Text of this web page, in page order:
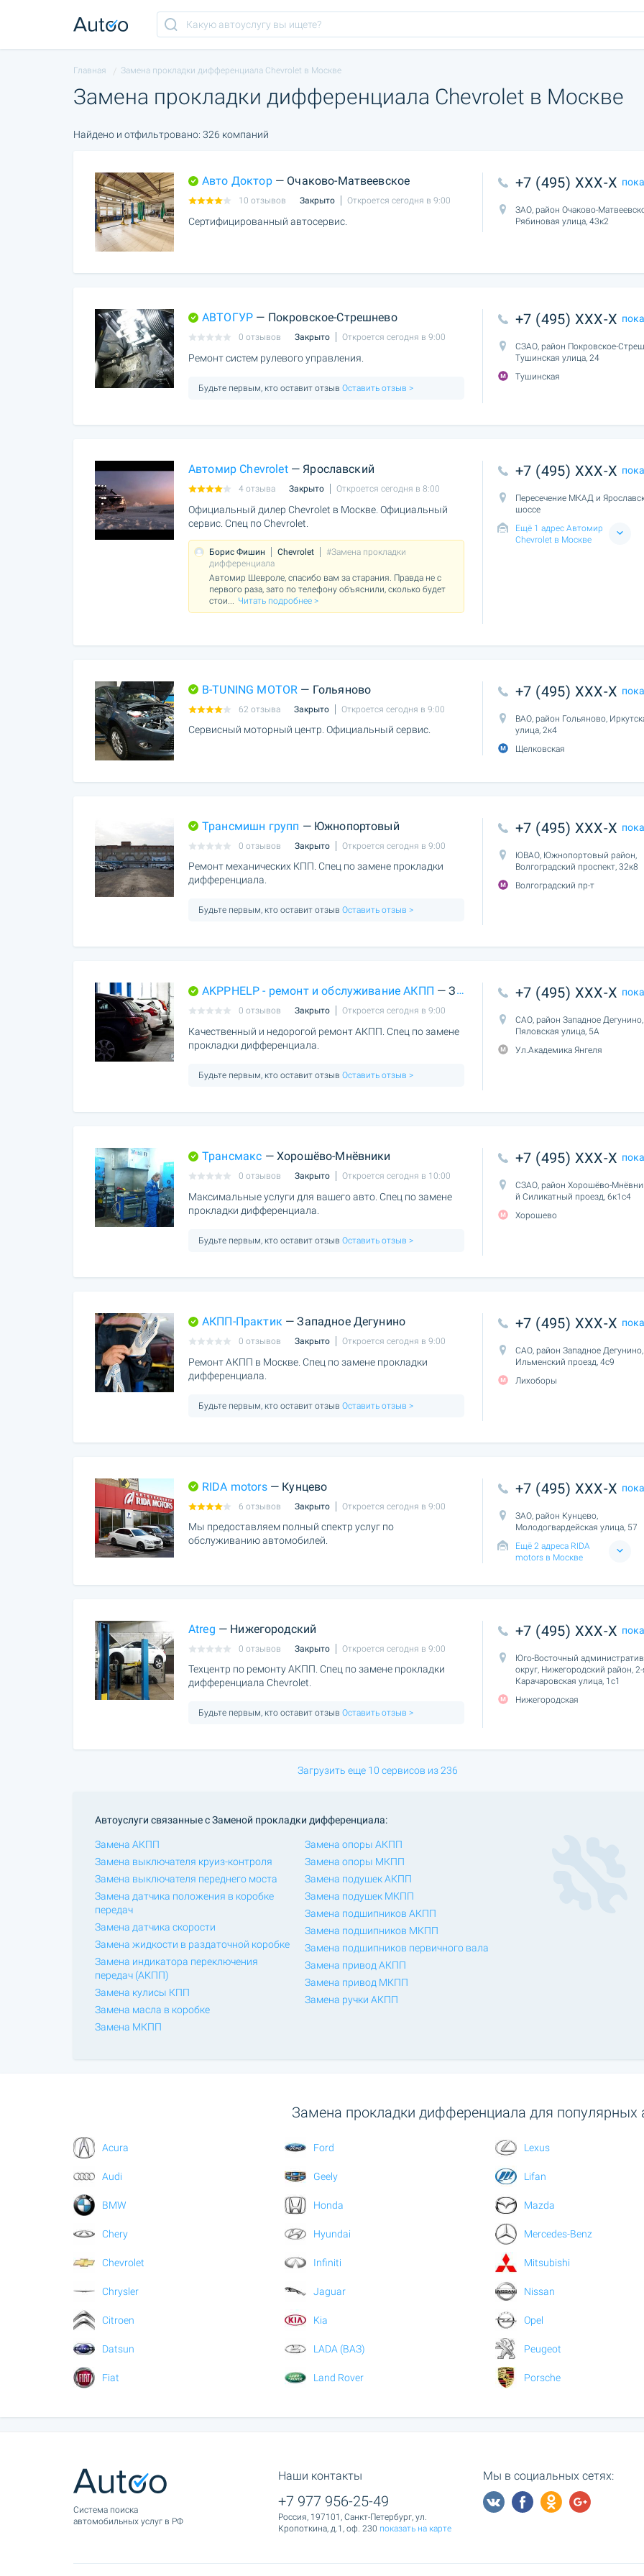
Главная Замена прокладки дифференциала Chevrolet в Москве
Замена прокладки дифференциала Chevrolet в Москве
Найдено и отфильтровано: 326 компаний
Авто Доктор— Очаково-Матвеевское
10 отзывов Закрыто Откроется сегодня в 9:00
Сертифицированный автосервис.
+7 (495) XXX-X
ЗАО, район Очаково-
Рябиновая улица, 43к2
АВТОГУР — Покровское-Стрешнево
0 отзывов Закрыто Откроется сегодня в 9:00
Ремонт систем рулевого управления.
Будьте первым, кто оставит отзыв Оставить отзыв >
+7 (495) XXX-X
СЗАО, район Покровское-
Тушинская улица, 24
Тушинская
Автомир Chevrolet— Ярославский
4 отзыва Закрыто Откроется сегодня в 8:00
Официальный дилер Chevrolet в Москве. Официальный
сервис. Спец по Chevrolet.
Борис Фишин Chevrolet
#Замена прокладки
дифференциала
Автомир Шевроле, спасибо вам за старания. Правда не с
первого раза, зато по телефону объяснили, сколько будет
стои
Читать подробнее >
+7 (495) XXX-X
Пересечение МКАД и
шоссе
Ещё 1 адрес Автомир
Chevrolet в Москве
B-TUNING MOTOR — Гольяново
62 отзыва Закрыто Откроется сегодня в 9:00
Сервисный моторный центр. Официальный сервис.
+7 (495) XXX-X
ВАО, район Гольяново,
улица, 2к4
Щелковская
Трансмишн групп — Южнопортовый
0 отзывов Закрыто Откроется сегодня в 9:00
Ремонт механических КПП. Спец по замене прокладки
дифференциала.
Будьте первым, кто оставит отзыв Оставить отзыв >
+7 (495) XXX-X
ЮВАО, Южнопортовый район,
Волгоградский проспект, 32к8
Волгоградский пр-т
AKPPHELP - ремонт и обслуживание АКПП — Западное Дегунино
0 отзывов Закрыто Откроется сегодня в 9:00
Качественный и недорогой ремонт АКПП. Спец по замене
прокладки дифференциала.
Будьте первым, кто оставит отзыв Оставить отзыв >
+7 (495) XXX-X
САО, район Западное Дегунино,
Пяловская улица, 5А
Ул.Академика Янгеля
Трансмакс — Хорошёво-Мнёвники
0 отзывов Закрыто Откроется сегодня в 10:00
Максимальные услуги для вашего авто. Спец по замене
прокладки дифференциала.
Будьте первым, кто оставит отзыв Оставить отзыв >
+7 (495) XXX-X
СЗАО, район Хорошёво-
й Силикатный проезд, 6к1с4
Хорошево
АКПП-Практик — Западное Дегунино
0 отзывов Закрыто Откроется сегодня в 9:00
Ремонт АКПП в Москве. Спец по замене прокладки
дифференциала.
Будьте первым, кто оставит отзыв Оставить отзыв >
+7 (495) XXX-X
САО, район Западное Дегунино,
Ильменский проезд, 4с9
Лихоборы
RIDA motors— Кунцево
6 отзывов Закрыто Откроется сегодня в 9:00
Мы предоставляем полный спектр услуг по
обслуживанию автомобилей.
+7 (495) XXX-X
ЗАО, район Кунцево,
Молодогвардейская улица, 57
Ещё 2 адреса RIDA
motors в Москве
Atreg — Нижегородский
0 отзывов Закрыто Откроется сегодня в 9:00
Техцентр по ремонту АКПП. Спец по замене прокладки
дифференциала Chevrolet.
Будьте первым, кто оставит отзыв Оставить отзыв >
+7 (495) XXX-X
Юго-Восточный
округ, Нижегородский район, 2-
Карачаровская улица, 1с1
Нижегородская
Загрузить еще 10 сервисов из 236
Автоуслуги связанные с Заменой прокладки дифференциала:
Замена АКПП
Замена выключателя круиз-контроля
Замена выключателя переднего моста
Замена датчика положения в коробке
передач
Замена датчика скорости
Замена жидкости в раздаточной коробке
Замена индикатора переключения
передач (АКПП)
Замена кулисы КПП
Замена масла в коробке
Замена МКПП
Замена опоры АКПП
Замена опоры МКПП
Замена подушек АКПП
Замена подушек МКПП
Замена подшипников АКПП
Замена подшипников МКПП
Замена подшипников первичного вала
Замена привод АКПП
Замена привод МКПП
Замена ручки АКПП
Замена прокладки дифференциала для популярных
Acura
Audi
BMW
Chery
Chevrolet
Chrysler
Citroen
Datsun
Fiat
Ford
Geely
Honda
Hyundai
Infiniti
Jaguar
Kia
LADA (ВАЗ)
Land Rover
Lexus
Lifan
Mazda
Mercedes-Benz
Mitsubishi
Nissan
Opel
Peugeot
Porsche
Cистема поиска
автомобильных услуг в РФ
Наши контакты
+7 977 956-25-49
Россия, 197101, Санкт-Петербург, ул.
Кропоткина, д.1, оф. 230 показать на карте
Мы в социальных сетях: